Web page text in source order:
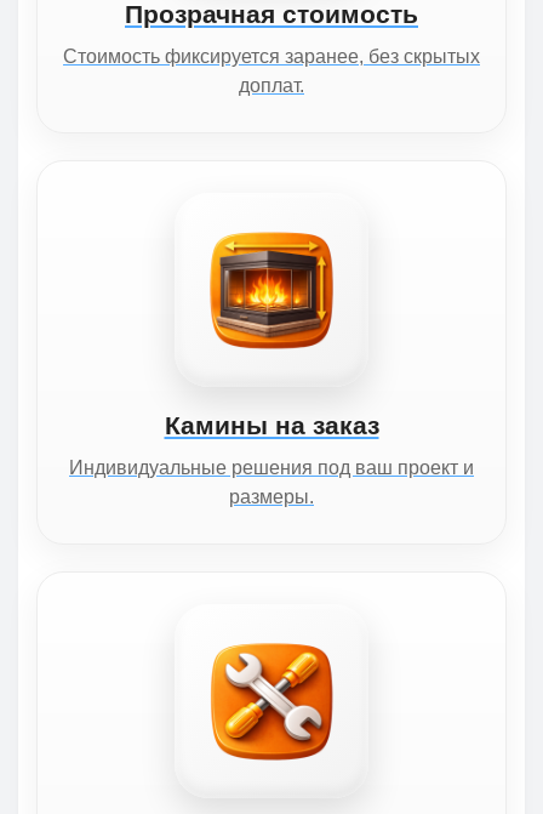
Прозрачная стоимость
Стоимость фиксируется заранее, без скрытых
доплат.
Камины на заказ
Индивидуальные решения под ваш проект и
размеры.